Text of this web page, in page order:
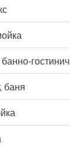
баня